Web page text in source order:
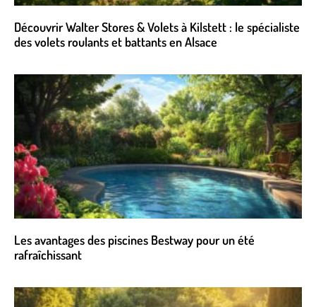
Découvrir Walter Stores & Volets à Kilstett : le spécialiste
des volets roulants et battants en Alsace
Les avantages des piscines Bestway pour un été
rafraîchissant